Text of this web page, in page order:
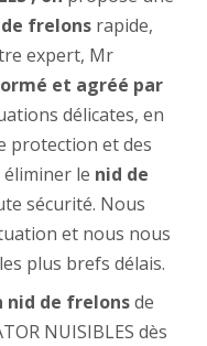
frelonsrapide,
expert, Mr
et agréé par
délicates, en
protection et des
le nid de
sécurité. Nous
et nous nous
plus brefs délais.
de frelonsde
NUISIBLES dès